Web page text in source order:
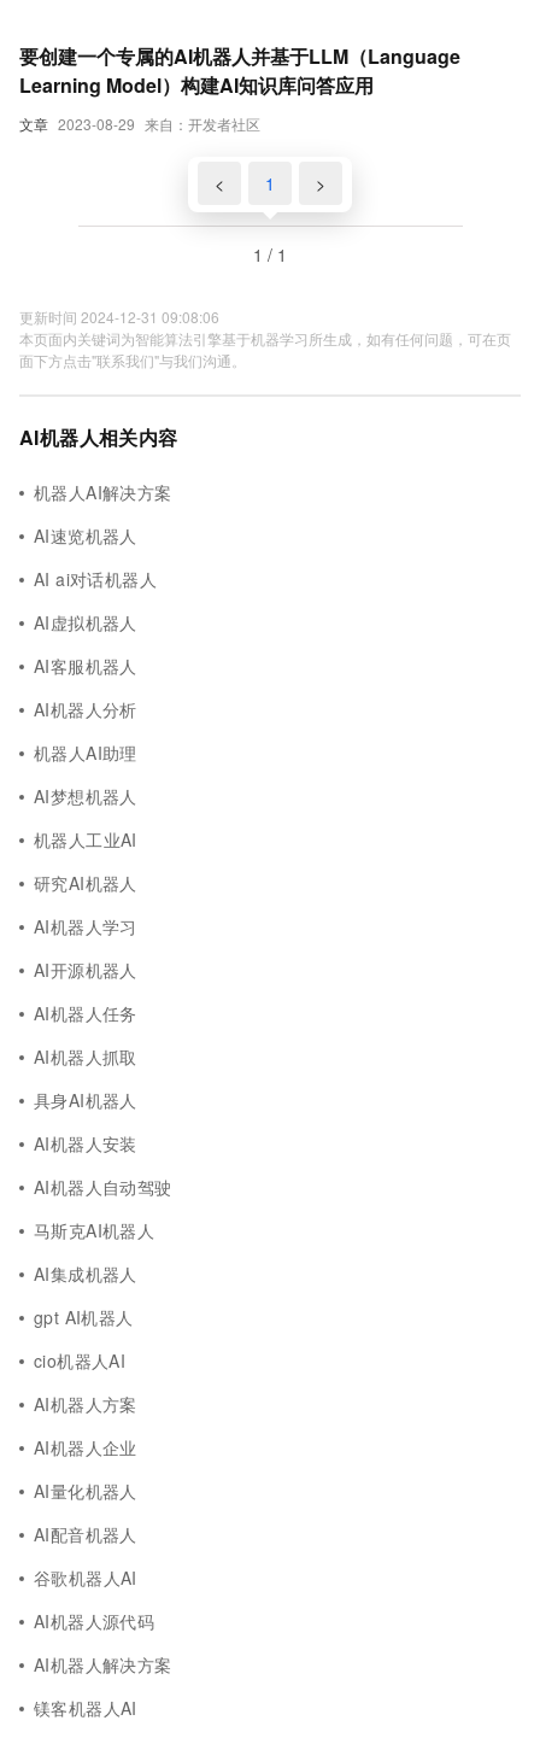
文章 2023-08-29 来自：开发者社区
要创建一个专属的AI机器人并基于LLM（Language
Learning Model）构建AI知识库问答应用
< 1 >
1 / 1
更新时间 2024-12-31 09:08:06
本页面内关键词为智能算法引擎基于机器学习所生成，如有任何问题，可在页
面下方点击"联系我们"与我们沟通。
AI机器人相关内容
机器人AI解决方案
AI速览机器人
AI ai对话机器人
AI虚拟机器人
AI客服机器人
AI机器人分析
机器人AI助理
AI梦想机器人
机器人工业AI
研究AI机器人
AI机器人学习
AI开源机器人
AI机器人任务
AI机器人抓取
具身AI机器人
AI机器人安装
AI机器人自动驾驶
马斯克AI机器人
AI集成机器人
gpt AI机器人
cio机器人AI
AI机器人方案
AI机器人企业
AI量化机器人
AI配音机器人
谷歌机器人AI
AI机器人源代码
AI机器人解决方案
镁客机器人AI